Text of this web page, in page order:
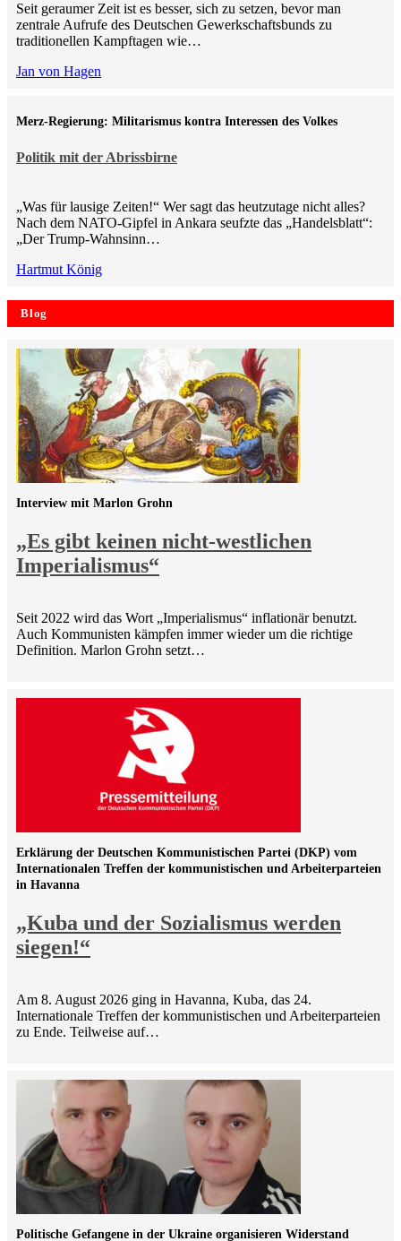
Seit geraumer Zeit ist es besser, sich zu setzen, bevor man
zentrale Aufrufe des Deutschen Gewerkschaftsbunds zu
traditionellen Kampftagen wie…
Jan von Hagen
Politik mit der Abrissbirne
Merz-Regierung: Militarismus kontra Inte­ressen des Volkes
„Was für lausige Zeiten!“ Wer sagt das heutzutage nicht alles?
Nach dem NATO-Gipfel in Ankara seufzte das „Handelsblatt“:
„Der Trump-Wahnsinn…
Hartmut König
Blog
„Es gibt keinen nicht-westlichen
Imperialismus“
Interview mit Marlon Grohn
Seit 2022 wird das Wort „Imperialismus“ inflationär benutzt.
Auch Kommunisten kämpfen immer wieder um die richtige
Definition. Marlon Grohn setzt…
„Kuba und der Sozialismus werden
siegen!“
Erklärung der Deutschen Kommunistischen Partei (DKP) vom
Internationalen Treffen der kommunistischen und Arbeiterparteien
in Havanna
Am 8. August 2026 ging in Havanna, Kuba, das 24.
Internationale Treffen der kommunistischen und Arbeiterparteien
zu Ende. Teilweise auf…
Politische Gefangene in der Ukraine organisieren Widerstand